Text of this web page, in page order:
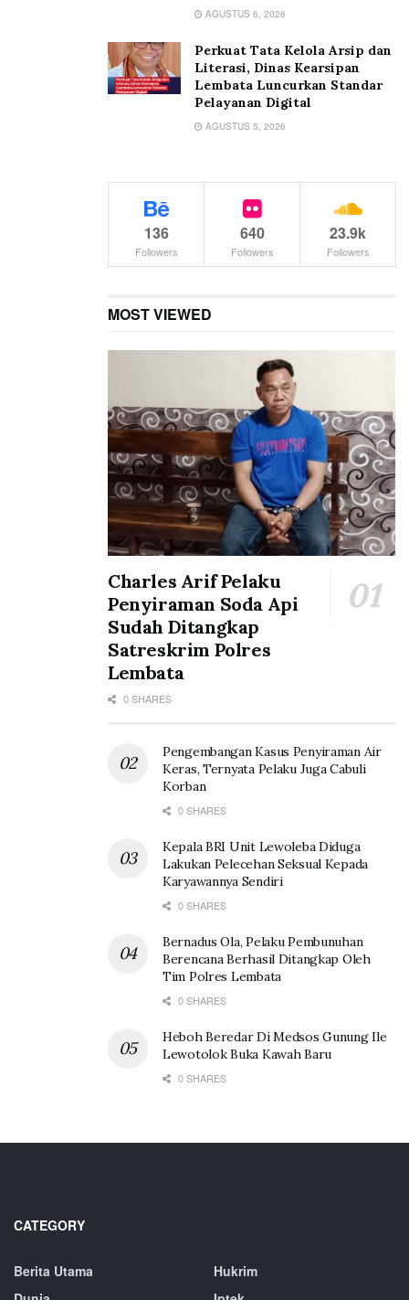
AGUSTUS 6, 2026
Perkuat Tata Kelola Arsip dan
Literasi, Dinas Kearsipan
Lembata Luncurkan Standar
Pelayanan Digital
AGUSTUS 5, 2026
136
Followers
640
Followers
23.9k
Followers
MOST VIEWED
Charles Arif Pelaku
Penyiraman Soda Api
Sudah Ditangkap
Satreskrim Polres
Lembata
0 SHARES
Pengembangan Kasus Penyiraman Air
Keras, Ternyata Pelaku Juga Cabuli
Korban
0 SHARES
Kepala BRI Unit Lewoleba Diduga
Lakukan Pelecehan Seksual Kepada
Karyawannya Sendiri
0 SHARES
Bernadus Ola, Pelaku Pembunuhan
Berencana Berhasil Ditangkap Oleh
Tim Polres Lembata
0 SHARES
Heboh Beredar Di Medsos Gunung Ile
Lewotolok Buka Kawah Baru
0 SHARES
CATEGORY
Berita Utama
Hukrim